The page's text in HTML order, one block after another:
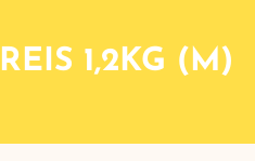
1,2KG (M)